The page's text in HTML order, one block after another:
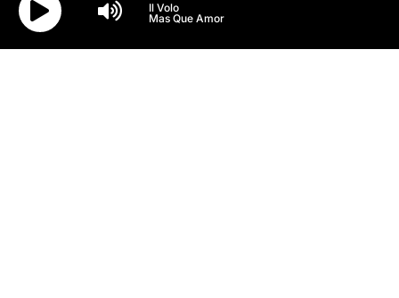
Il Volo
Mas Que Amor